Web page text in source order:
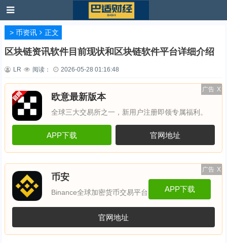
> 币资讯 正文
区块链资讯软件目前现状和区块链软件平台详细介绍
LR 阅读： 2026-05-28 01:16:48
广告 X
欧意最新版本
全球三大交易所之一，新用户注册即领专属福利。
APP下载 官网地址
广告 X
币安
Binance全球加密货币交易平台 APP下载
官网地址